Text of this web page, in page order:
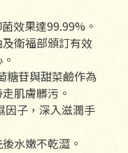
效果達99.99%。
衛福部頒訂有效
糖苷與甜菜鹼作為
肌膚髒污。
因子，深入滋潤手
水嫩不乾澀。